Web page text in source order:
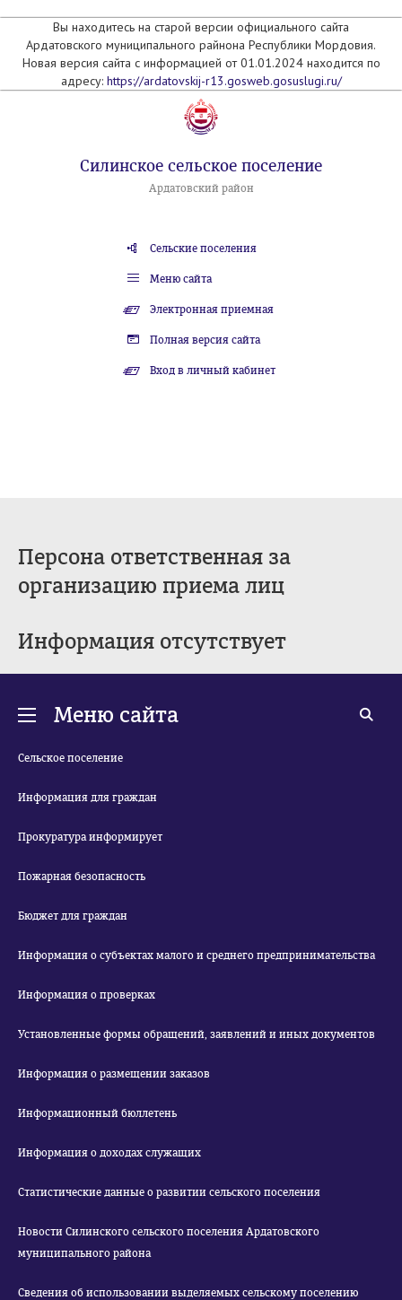
Вы находитесь на старой версии официального сайта
Ардатовского муниципального райнона Республики Мордовия.
Новая версия сайта с информацией от 01.01.2024 находится по
адресу: https://ardatovskij-r13.gosweb.gosuslugi.ru/
Силинское сельское поселение
Ардатовский район
Сельские поселения
Меню сайта
Электронная приемная
Полная версия сайта
Вход в личный кабинет
Персона ответственная за
организацию приема лиц
Информация отсутствует
Меню сайта
Сельское поселение
Информация для граждан
Прокуратура информирует
Пожарная безопасность
Бюджет для граждан
Информация о субъектах малого и среднего предпринимательства
Информация о проверках
Установленные формы обращений, заявлений и иных документов
Информация о размещении заказов
Информационный бюллетень
Информация о доходах служащих
Статистические данные о развитии сельского поселения
Новости Силинского сельского поселения Ардатовского
муниципального района
Сведения об использовании выделяемых сельскому поселению